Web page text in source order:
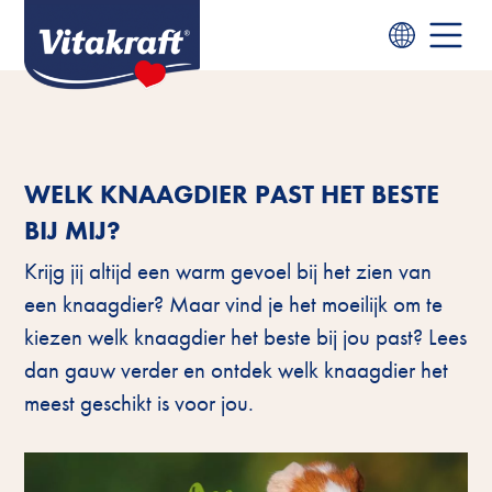
WELK KNAAGDIER PAST HET BESTE
BIJ MIJ?
Krijg jij altijd een warm gevoel bij het zien van
een knaagdier? Maar vind je het moeilijk om te
kiezen welk knaagdier het beste bij jou past? Lees
dan gauw verder en ontdek welk knaagdier het
meest geschikt is voor jou.